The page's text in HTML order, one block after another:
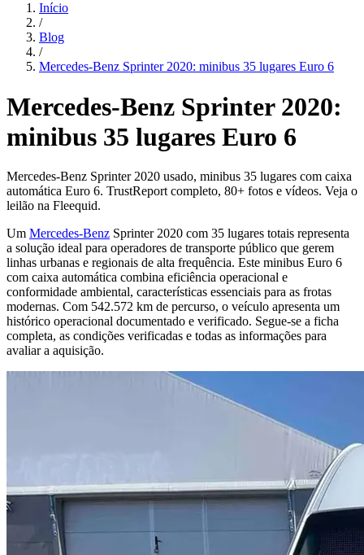
Início
/
Blog
/
Mercedes-Benz Sprinter 2020: minibus 35 lugares Euro 6
Mercedes-Benz Sprinter 2020:
minibus 35 lugares Euro 6
Mercedes-Benz Sprinter 2020 usado, minibus 35 lugares com caixa
automática Euro 6. TrustReport completo, 80+ fotos e vídeos. Veja o
leilão na Fleequid.
Um Mercedes-Benz Sprinter 2020 com 35 lugares totais representa
a solução ideal para operadores de transporte público que gerem
linhas urbanas e regionais de alta frequência. Este minibus Euro 6
com caixa automática combina eficiência operacional e
conformidade ambiental, características essenciais para as frotas
modernas. Com 542.572 km de percurso, o veículo apresenta um
histórico operacional documentado e verificado. Segue-se a ficha
completa, as condições verificadas e todas as informações para
avaliar a aquisição.